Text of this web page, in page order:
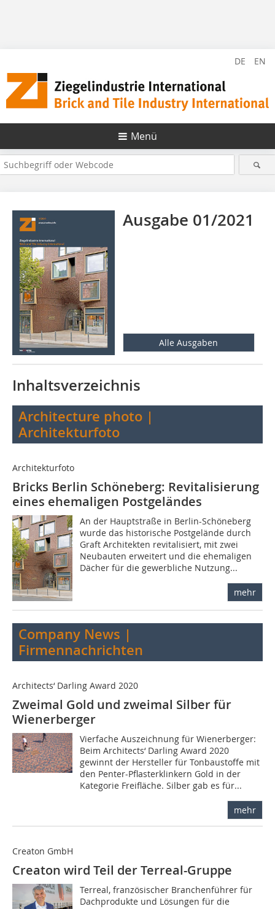
DE EN
Menü
Ausgabe 01/2021
Alle Ausgaben
Inhaltsverzeichnis
Architecture photo |
Architekturfoto
Architekturfoto
Bricks Berlin Schöneberg: Revitalisierung
eines ehemaligen Postgeländes
An der Hauptstraße in Berlin-Schöneberg
wurde das historische Postgelände durch
Graft Architekten revitalisiert, mit zwei
Neubauten erweitert und die ehemaligen
Dächer für die gewerbliche Nutzung...
mehr
Company News |
Firmennachrichten
Architects‘ Darling Award 2020
Zweimal Gold und zweimal Silber für
Wienerberger
Vierfache Auszeichnung für Wienerberger:
Beim Architects‘ Darling Award 2020
gewinnt der Hersteller für Tonbaustoffe mit
den Penter-Pflasterklinkern Gold in der
Kategorie Freifläche. Silber gab es für...
mehr
Creaton GmbH
Creaton wird Teil der Terreal-Gruppe
Terreal, französischer Branchenführer für
Dachprodukte und Lösungen für die